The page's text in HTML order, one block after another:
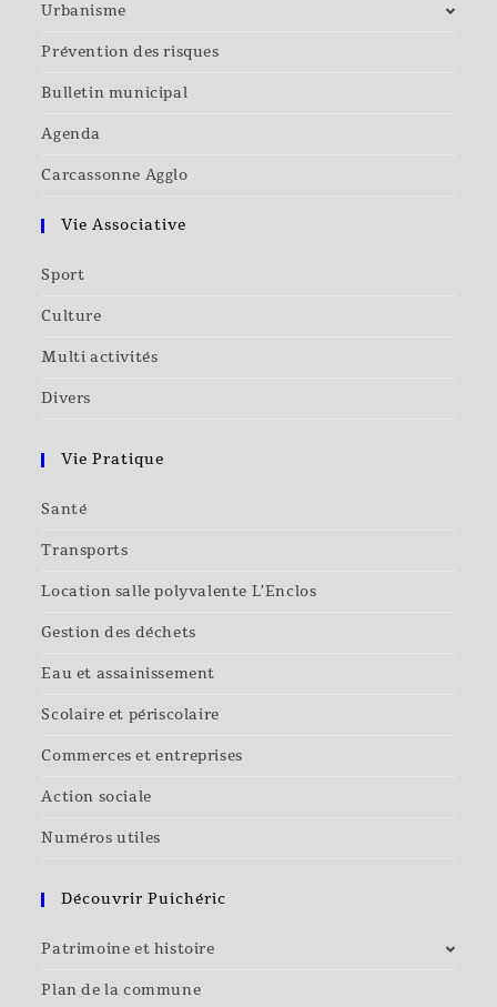
Urbanisme
Prévention des risques
Bulletin municipal
Agenda
Carcassonne Agglo
Vie Associative
Sport
Culture
Multi activités
Divers
Vie Pratique
Santé
Transports
Location salle polyvalente L’Enclos
Gestion des déchets
Eau et assainissement
Scolaire et périscolaire
Commerces et entreprises
Action sociale
Numéros utiles
Découvrir Puichéric
Patrimoine et histoire
Plan de la commune